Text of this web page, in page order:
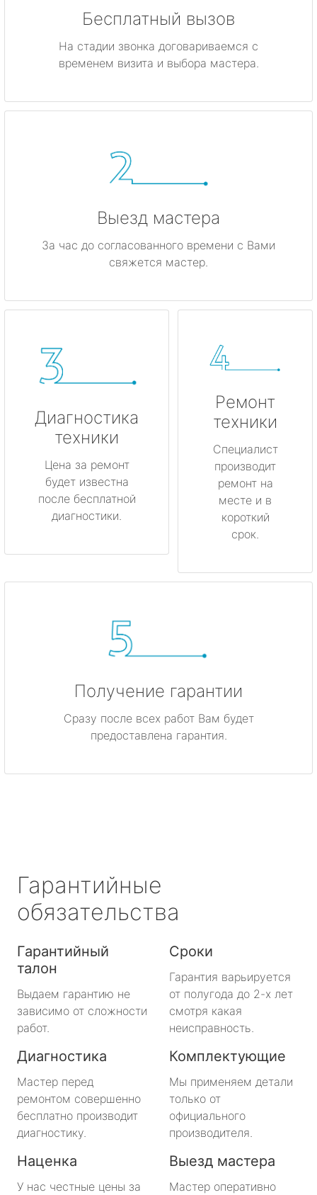
Бесплатный вызов
На стадии звонка договариваемся с
временем визита и выбора мастера.
Выезд мастера
За час до согласованного времени с Вами
свяжется мастер.
Диагностика
техники
Цена за ремонт
будет известна
после бесплатной
диагностики.
Ремонт
техники
Специалист
производит
ремонт на
месте и в
короткий
срок.
Получение гарантии
Сразу после всех работ Вам будет
предоставлена гарантия.
Гарантийные
обязательства
Гарантийный
талон
Выдаем гарантию не
зависимо от сложности
работ.
Сроки
Гарантия варьируется
от полугода до 2-х лет
смотря какая
неисправность.
Диагностика
Мастер перед
ремонтом совершенно
бесплатно производит
диагностику.
Комплектующие
Мы применяем детали
только от
официального
производителя.
Наценка
У нас честные цены за
Выезд мастера
Мастер оперативно